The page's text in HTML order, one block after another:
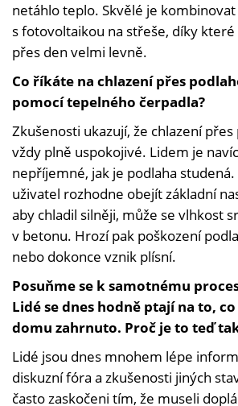
netáhlo teplo. Skvělé je
s fotovoltaikou na střeše, díky
přes den velmi levně.
Co říkáte na chlazení přes
pomocí tepelného čerpadla?
Zkušenosti ukazují, že chlazení
vždy plně uspokojivé. Lidem je
nepříjemné, jak je podlaha studená.
uživatel rozhodne obejít základní
aby chladil silněji, může se vlhkost
v betonu. Hrozí pak poškození
nebo dokonce vznik plísní.
Posuňme se k samotnému
Lidé se dnes hodně ptají na to,
domu zahrnuto. Proč je to teď
Lidé jsou dnes mnohem lépe
diskuzní fóra a zkušenosti jiných
často zaskočeni tím, že museli